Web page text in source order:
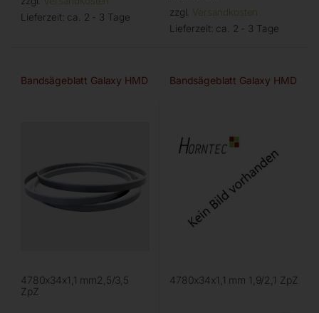
Lieferzeit: ca. 2 - 3 Tage
zzgl. Versandkosten
Lieferzeit: ca. 2 - 3 Tage
Bandsägeblatt Galaxy HMD
4780x34x1,1 mm2,5/3,5
ZpZ
Bandsägeblatt Galaxy HMD
4780x34x1,1 mm 1,9/2,1 ZpZ